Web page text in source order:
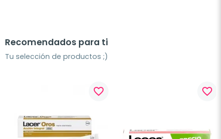
Recomendados para ti
Tu selección de productos ;)
favorite_border favorite_border